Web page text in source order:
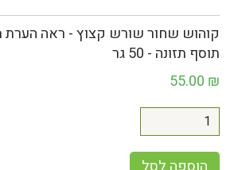
קוהוש שחור שורש קצוץ - ראה
תוסף תזונה - 50 גר
55.00 ₪